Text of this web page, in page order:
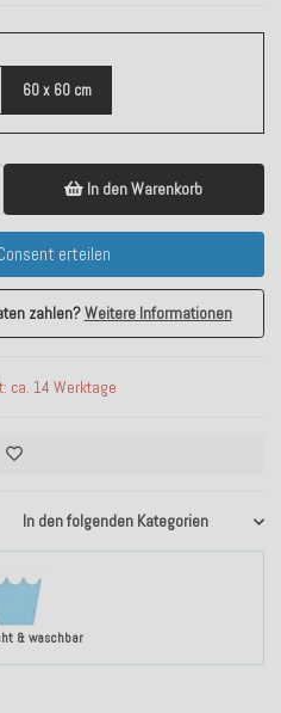
& waschbar
In den folgenden Kategorien
60 x 60 cm
In den Warenkorb
erteilen
zahlen?Weitere Informationen
ca. 14 Werktage